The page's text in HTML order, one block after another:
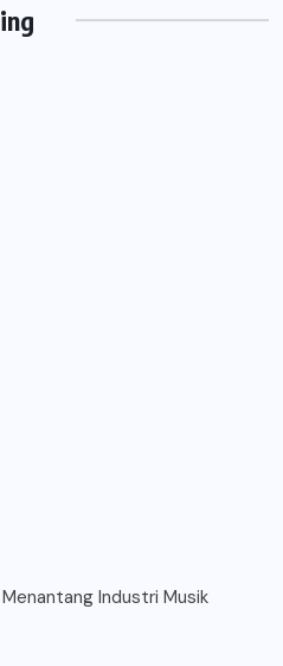
Industri Musik